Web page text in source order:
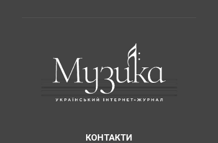
КОНТАКТИ